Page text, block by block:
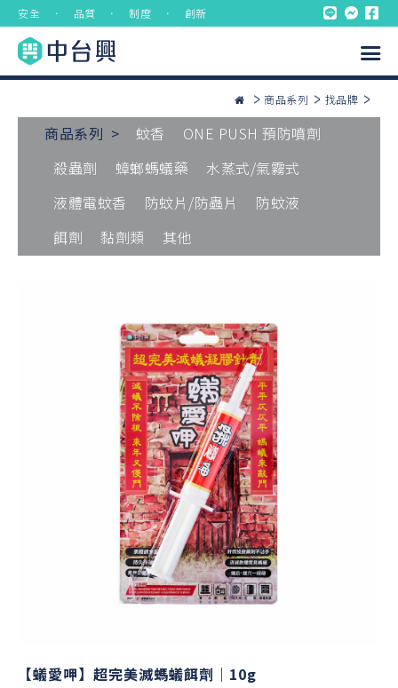
安全 ． 品質 ． 制度 ． 創新
商品系列 找品牌
商品系列 > 蚊香
ONE PUSH 預防噴劑
殺蟲劑
蟑螂螞蟻藥
水蒸式/氣霧式
液體電蚊香
防蚊片/防蟲片
防蚊液
餌劑
黏劑類 其他
【蟻愛呷】超完美滅螞蟻餌劑｜10g